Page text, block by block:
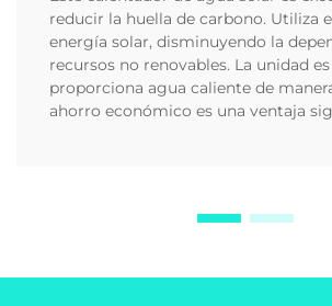
reducir la huella de carbono. Utiliza
energía solar, disminuyendo la
recursos no renovables. La unidad
proporciona agua caliente de
ahorro económico es una ventaja